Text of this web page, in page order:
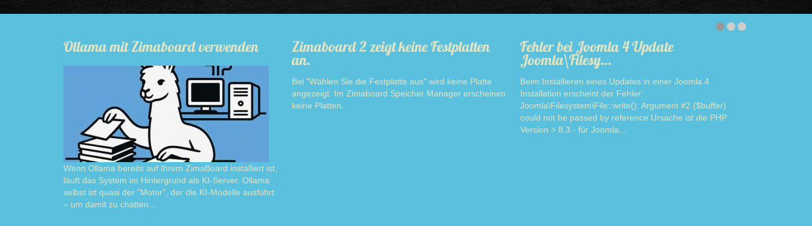
Ollama mit Zimaboard verwenden
Wenn Ollama bereits auf Ihrem ZimaBoard installiert ist,
läuft das System im Hintergrund als KI-Server. Ollama
selbst ist quasi der "Motor", der die KI-Modelle ausführt
– um damit zu chatten...
Zimaboard 2 zeigt keine Festplatten
an.
Bei "Wählen Sie die Festplatte aus" wird keine Platte
angezeigt. Im Zimaboard Speicher Manager erscheinen
keine Platten.
Fehler bei Joomla 4 Update
Joomla\Filesy…
Beim Installieren eines Updates in einer Joomla 4
Installation erscheint der Fehler:
Joomla\Filesystem\File::write(): Argument #2 ($buffer)
could not be passed by reference Ursache ist die PHP
Version > 8.3 - für Joomla...